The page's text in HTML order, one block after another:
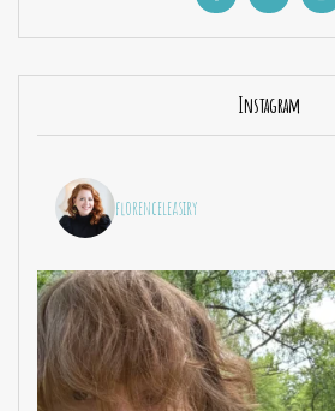
Instagram
florenceleasiry